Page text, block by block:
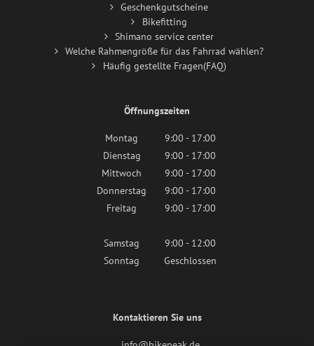
Geschenkgutscheine
Bikefitting
Shimano service center
Welche Rahmengröße für das Fahrrad wählen?
Häufig gestellte Fragen(FAQ)
Öffnungszeiten
Montag
9:00 - 17:00
Dienstag
9:00 - 17:00
Mittwoch
9:00 - 17:00
Donnerstag
9:00 - 17:00
Freitag
9:00 - 17:00
Samstag
9:00 - 12:00
Sonntag
Geschlossen
Kontaktieren Sie uns